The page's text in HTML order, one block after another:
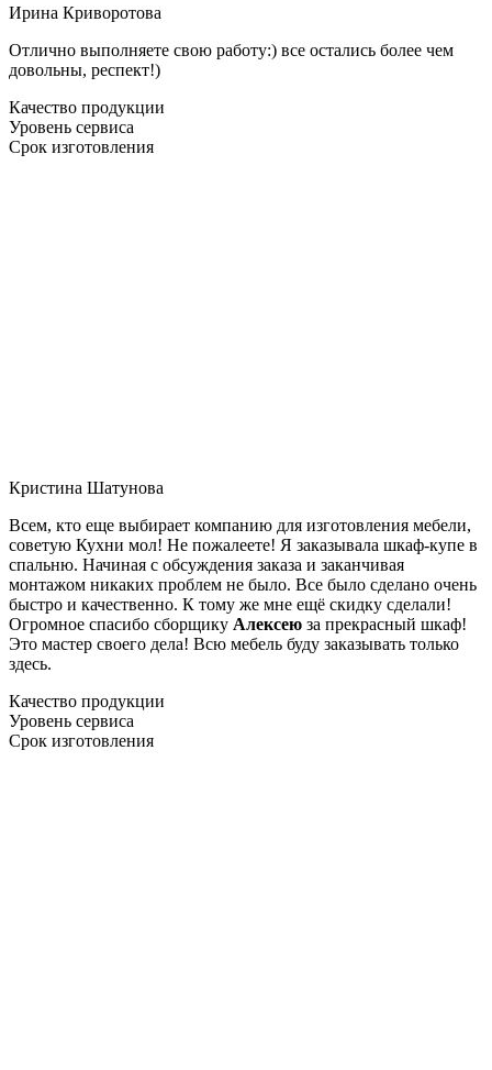
Ирина Криворотова
Отлично выполняете свою работу:) все остались более чем
довольны, респект!)
Качество продукции
Уровень сервиса
Срок изготовления
Кристина Шатунова
Всем, кто еще выбирает компанию для изготовления мебели,
советую Кухни мол! Не пожалеете! Я заказывала шкаф-купе в
спальню. Начиная с обсуждения заказа и заканчивая
монтажом никаких проблем не было. Все было сделано очень
быстро и качественно. К тому же мне ещё скидку сделали!
Огромное спасибо сборщику Алексею за прекрасный шкаф!
Это мастер своего дела! Всю мебель буду заказывать только
здесь.
Качество продукции
Уровень сервиса
Срок изготовления